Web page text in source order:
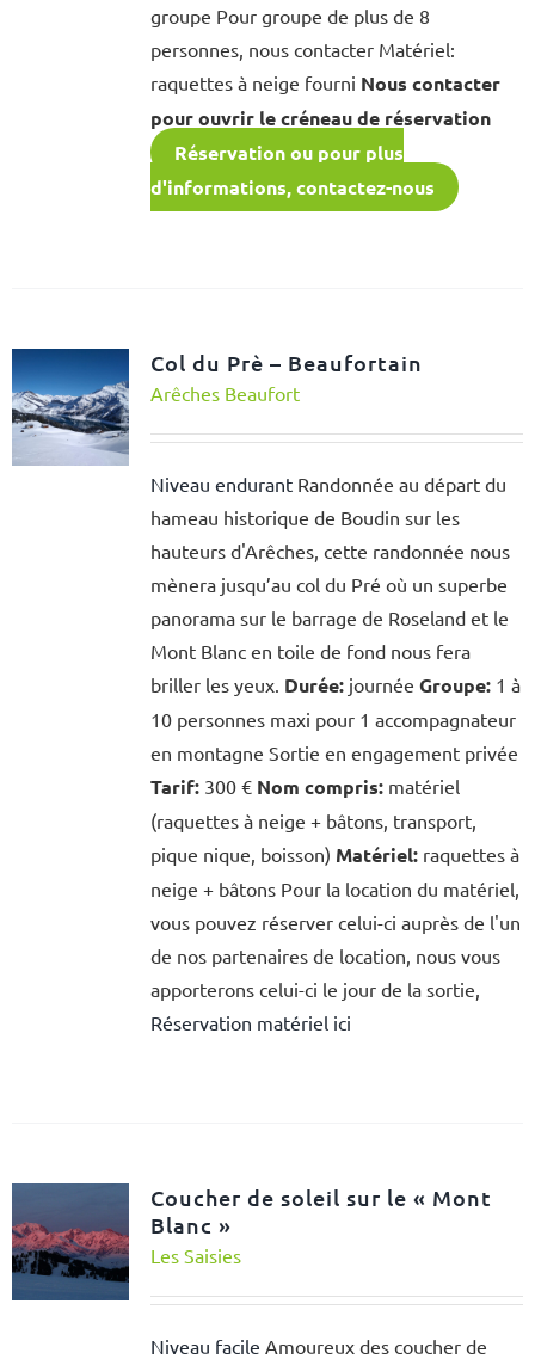
groupe Pour groupe de plus de 8
personnes, nous contacter Matériel:
raquettes à neige fourni Nous contacter
pour ouvrir le créneau de réservation
Réservation ou pour plus
d'informations, contactez-nous
Col du Prè – Beaufortain
Arêches Beaufort
Niveau endurantRandonnée au départ du
hameau historique de Boudin sur les
hauteurs d'Arêches, cette randonnée nous
mènera jusqu’au col du Pré où un superbe
panorama sur le barrage de Roseland et le
Mont Blanc en toile de fond nous fera
briller les yeux. Durée:journée Groupe:1 à
10 personnes maxi pour 1 accompagnateur
en montagne Sortie en engagement privée
Tarif:300 € Nom compris:matériel
(raquettes à neige + bâtons, transport,
pique nique, boisson) Matériel:raquettes à
neige + bâtons Pour la location du matériel,
vous pouvez réserver celui-ci auprès de l'un
de nos partenaires de location, nous vous
apporterons celui-ci le jour de la sortie,
Réservation matériel ici
Coucher de soleil sur le « Mont
Blanc »
Les Saisies
Niveau facile Amoureux des coucher de